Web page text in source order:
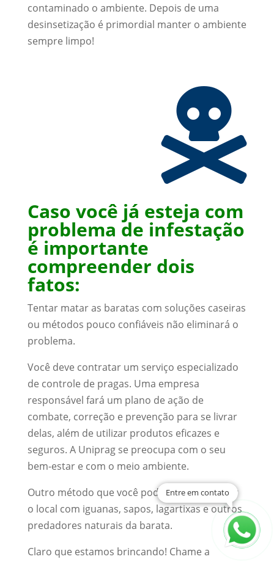
contaminado o ambiente. Depois de uma
desinsetização é primordial manter o ambiente
sempre limpo!

Caso você já esteja com
problema de infestação
é importante
compreender dois
fatos:
Tentar matar as baratas com soluções caseiras
ou métodos pouco confiáveis não eliminará o
problema.
Você deve contratar um serviço especializado
de controle de pragas. Uma empresa
responsável fará um plano de ação de
combate, correção e prevenção para se livrar
delas, além de utilizar produtos eficazes e
seguros. A Uniprag se preocupa com o seu
bem-estar e com o meio ambiente.
Outro método que você pode tentar é encher
o local com iguanas, sapos, lagartixas e outros
predadores naturais da barata.
Claro que estamos brincando! Chame a
Entre em contato